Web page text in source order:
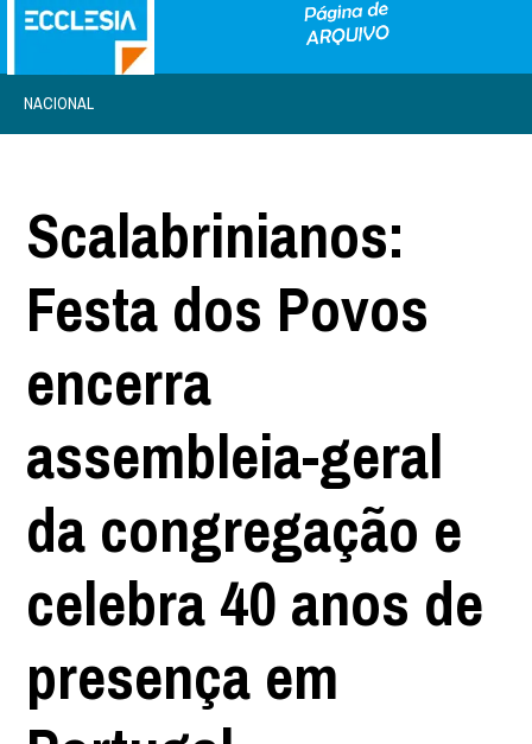
NACIONAL
Scalabrinianos:
Festa dos Povos
encerra
assembleia-geral
da congregação e
celebra 40 anos de
presença em